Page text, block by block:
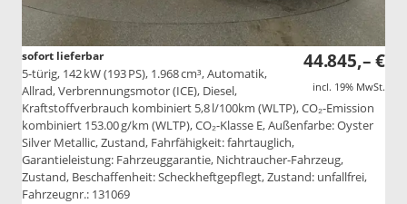
44.845,– €
incl. 19% MwSt.
sofort lieferbar
5-türig, 142 kW (193 PS), 1.968 cm³, Automatik,
Allrad, Verbrennungsmotor (ICE), Diesel,
Kraftstoffverbrauch kombiniert 5,8 l/100km (WLTP), CO₂-Emission
kombiniert 153.00 g/km (WLTP), CO₂-Klasse E, Außenfarbe: Oyster
Silver Metallic, Zustand, Fahrfähigkeit: fahrtauglich,
Garantieleistung: Fahrzeuggarantie, Nichtraucher-Fahrzeug,
Zustand, Beschaffenheit: Scheckheftgepflegt, Zustand: unfallfrei,
Fahrzeugnr.: 131069